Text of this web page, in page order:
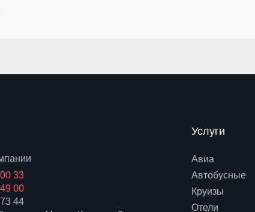
33
00
44
Услуги
Авиа
Автобусные
Круизы
Отели